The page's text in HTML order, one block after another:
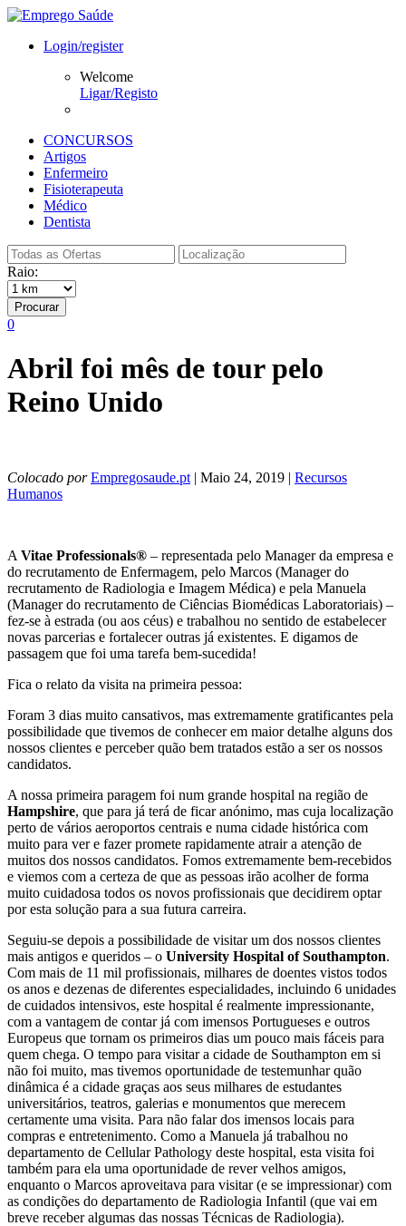
Login/register
Welcome
Ligar/Registo
CONCURSOS
Artigos
Enfermeiro
Fisioterapeuta
Médico
Dentista
Raio:
Procurar
0
Abril foi mês de tour pelo
Reino Unido
Colocado por Empregosaude.pt | Maio 24, 2019 | Recursos
Humanos
A Vitae Professionals® – representada pelo Manager da empresa e
do recrutamento de Enfermagem, pelo Marcos (Manager do
recrutamento de Radiologia e Imagem Médica) e pela Manuela
(Manager do recrutamento de Ciências Biomédicas Laboratoriais) –
fez-se à estrada (ou aos céus) e trabalhou no sentido de estabelecer
novas parcerias e fortalecer outras já existentes. E digamos de
passagem que foi uma tarefa bem-sucedida!
Fica o relato da visita na primeira pessoa:
Foram 3 dias muito cansativos, mas extremamente gratificantes pela
possibilidade que tivemos de conhecer em maior detalhe alguns dos
nossos clientes e perceber quão bem tratados estão a ser os nossos
candidatos.
A nossa primeira paragem foi num grande hospital na região de
Hampshire, que para já terá de ficar anónimo, mas cuja localização
perto de vários aeroportos centrais e numa cidade histórica com
muito para ver e fazer promete rapidamente atrair a atenção de
muitos dos nossos candidatos. Fomos extremamente bem-recebidos
e viemos com a certeza de que as pessoas irão acolher de forma
muito cuidadosa todos os novos profissionais que decidirem optar
por esta solução para a sua futura carreira.
Seguiu-se depois a possibilidade de visitar um dos nossos clientes
mais antigos e queridos – o University Hospital of Southampton.
Com mais de 11 mil profissionais, milhares de doentes vistos todos
os anos e dezenas de diferentes especialidades, incluindo 6 unidades
de cuidados intensivos, este hospital é realmente impressionante,
com a vantagem de contar já com imensos Portugueses e outros
Europeus que tornam os primeiros dias um pouco mais fáceis para
quem chega. O tempo para visitar a cidade de Southampton em si
não foi muito, mas tivemos oportunidade de testemunhar quão
dinâmica é a cidade graças aos seus milhares de estudantes
universitários, teatros, galerias e monumentos que merecem
certamente uma visita. Para não falar dos imensos locais para
compras e entretenimento. Como a Manuela já trabalhou no
departamento de Cellular Pathology deste hospital, esta visita foi
também para ela uma oportunidade de rever velhos amigos,
enquanto o Marcos aproveitava para visitar (e se impressionar) com
as condições do departamento de Radiologia Infantil (que vai em
breve receber algumas das nossas Técnicas de Radiologia).